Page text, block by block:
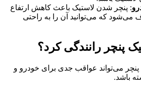
: پنچر شدن لاستیک باعث کاهش ارتفاع
می‌شود که می‌توانید آن را به راحتی
پنچر رانندگی کرد؟
پنچر می‌تواند عواقب جدی برای خودرو و
باشد.